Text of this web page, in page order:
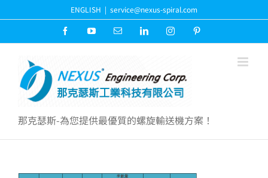
to
ENGLISH | service@nexus-spiral.com
FacebookYouTubeEmail: LinkedInInstagram
那克瑟斯-為您提供最優質的螺旋輸送機方案！